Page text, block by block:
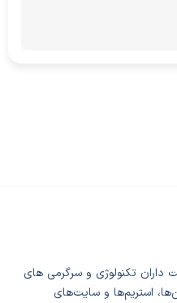
داران تکنولوژی و سرگرمی های
استریم‌ها و سایت‌های